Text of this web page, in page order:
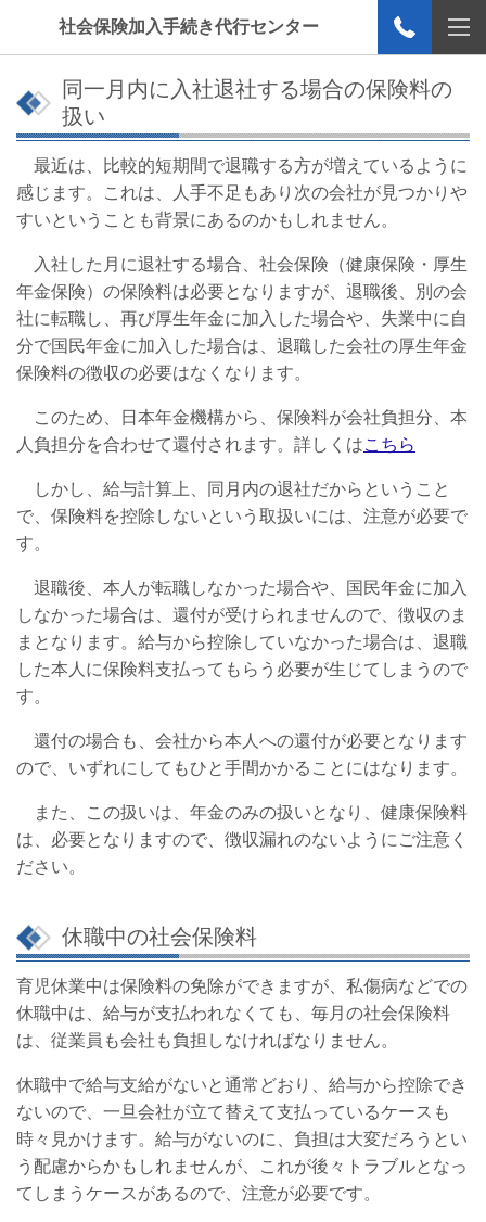
社会保険加入手続き代行センター
同一月内に入社退社する場合の保険料の
扱い
最近は、比較的短期間で退職する方が増えているように
感じます。これは、人手不足もあり次の会社が見つかりや
すいということも背景にあるのかもしれません。
入社した月に退社する場合、社会保険（健康保険・厚生
年金保険）の保険料は必要となりますが、退職後、別の会
社に転職し、再び厚生年金に加入した場合や、失業中に自
分で国民年金に加入した場合は、退職した会社の厚生年金
保険料の徴収の必要はなくなります。
このため、日本年金機構から、保険料が会社負担分、本
人負担分を合わせて還付されます。詳しくはこちら
しかし、給与計算上、同月内の退社だからということ
で、保険料を控除しないという取扱いには、注意が必要で
す。
退職後、本人が転職しなかった場合や、国民年金に加入
しなかった場合は、還付が受けられませんので、徴収のま
まとなります。給与から控除していなかった場合は、退職
した本人に保険料支払ってもらう必要が生じてしまうので
す。
還付の場合も、会社から本人への還付が必要となります
ので、いずれにしてもひと手間かかることにはなります。
また、この扱いは、年金のみの扱いとなり、健康保険料
は、必要となりますので、徴収漏れのないようにご注意く
ださい。
休職中の社会保険料
育児休業中は保険料の免除ができますが、私傷病などでの
休職中は、給与が支払われなくても、毎月の社会保険料
は、従業員も会社も負担しなければなりません。
休職中で給与支給がないと通常どおり、給与から控除でき
ないので、一旦会社が立て替えて支払っているケースも
時々見かけます。給与がないのに、負担は大変だろうとい
う配慮からかもしれませんが、これが後々トラブルとなっ
てしまうケースがあるので、注意が必要です。